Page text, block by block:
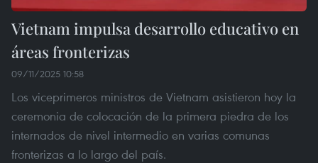
Vietnam impulsa desarrollo educativo en
áreas fronterizas
09/11/2025 10:58
Los viceprimeros ministros de Vietnam asistieron hoy la
ceremonia de colocación de la primera piedra de los
internados de nivel intermedio en varias comunas
fronterizas a lo largo del país.